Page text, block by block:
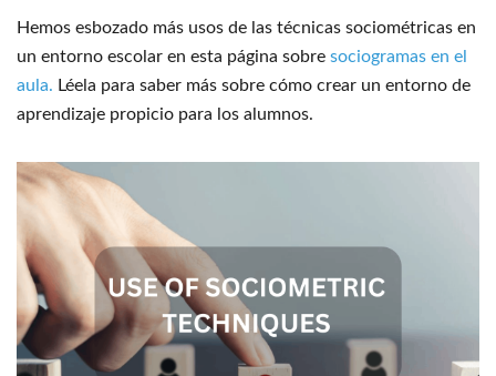
Hemos esbozado más usos de las técnicas sociométricas en
un entorno escolar en esta página sobre sociogramas en el
aula. Léela para saber más sobre cómo crear un entorno de
aprendizaje propicio para los alumnos.